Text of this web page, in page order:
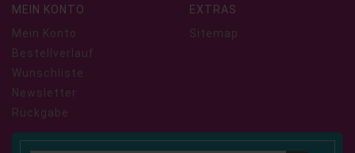
MEIN KONTO
Mein Konto
Bestellverlauf
Wunschliste
Newsletter
Rückgabe
EXTRAS
Sitemap